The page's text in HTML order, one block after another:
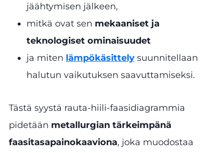
jäähtymisen jälkeen,
mitkä ovat sen mekaaniset ja
teknologiset ominaisuudet
ja miten lämpökäsittely suunnitellaan
halutun vaikutuksen saavuttamiseksi.
Tästä syystä rauta-hiili-faasidiagrammia
pidetään metallurgian tärkeimpänä
faasitasapainokaaviona, joka muodostaa